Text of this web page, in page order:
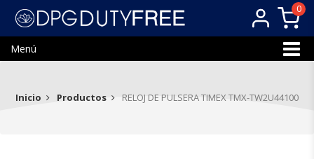
0
Menú
Inicio Productos RELOJ DE PULSERA TIMEX TMX-TW2U44100